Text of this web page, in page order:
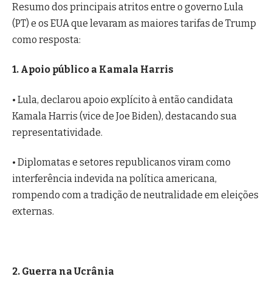
Resumo dos principais atritos entre o governo Lula
(PT) e os EUA que levaram as maiores tarifas de Trump
como resposta:
1. Apoio público a Kamala Harris
• Lula, declarou apoio explícito à então candidata
Kamala Harris (vice de Joe Biden), destacando sua
representatividade.
• Diplomatas e setores republicanos viram como
interferência indevida na política americana,
rompendo com a tradição de neutralidade em eleições
externas.
2. Guerra na Ucrânia